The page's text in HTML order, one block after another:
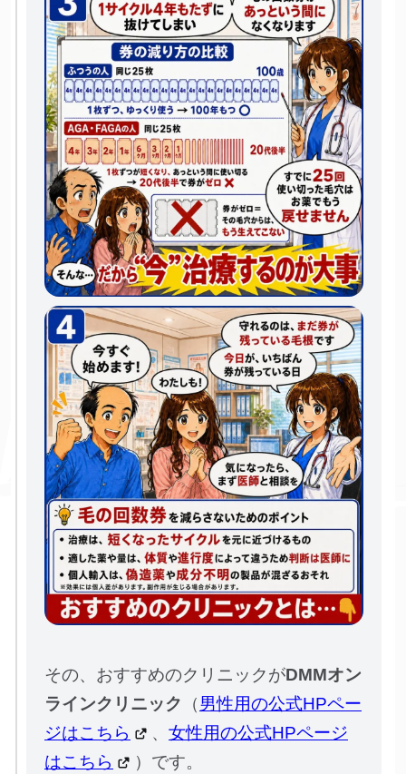
その、おすすめのクリニックがDMMオン
ラインクリニック （男性用の公式HPペー
ジはこちら
、 女性用の公式HPページ
はこちら
）です。